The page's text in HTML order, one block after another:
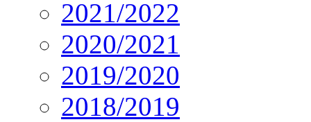
2021/2022
2020/2021
2019/2020
2018/2019